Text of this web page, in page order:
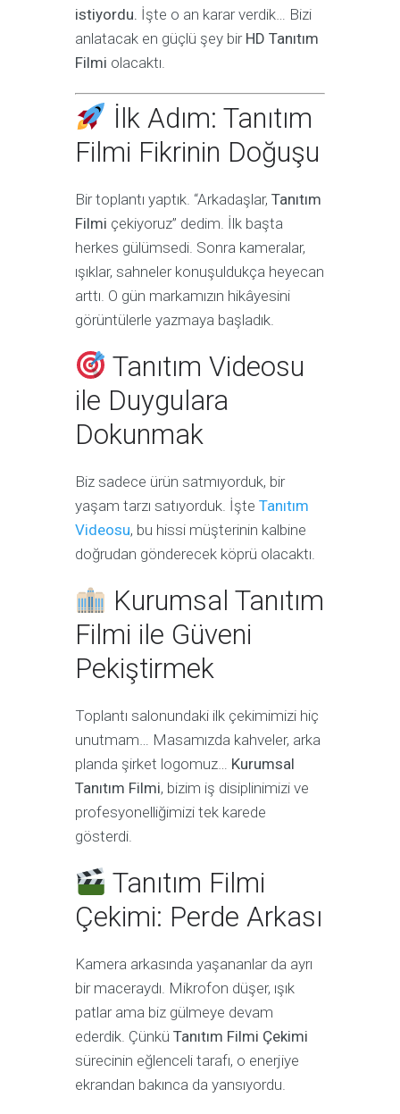
istiyordu. İşte o an karar verdik… Bizi
anlatacak en güçlü şey bir HD Tanıtım
Filmi olacaktı.
İlk Adım: Tanıtım
Filmi Fikrinin Doğuşu
Bir toplantı yaptık. “Arkadaşlar, Tanıtım
Filmi çekiyoruz” dedim. İlk başta
herkes gülümsedi. Sonra kameralar,
ışıklar, sahneler konuşuldukça heyecan
arttı. O gün markamızın hikâyesini
görüntülerle yazmaya başladık.
Tanıtım Videosu
ile Duygulara
Dokunmak
Biz sadece ürün satmıyorduk, bir
yaşam tarzı satıyorduk. İşte Tanıtım
Videosu, bu hissi müşterinin kalbine
doğrudan gönderecek köprü olacaktı.
Kurumsal Tanıtım
Filmi ile Güveni
Pekiştirmek
Toplantı salonundaki ilk çekimimizi hiç
unutmam… Masamızda kahveler, arka
planda şirket logomuz… Kurumsal
Tanıtım Filmi, bizim iş disiplinimizi ve
profesyonelliğimizi tek karede
gösterdi.
Tanıtım Filmi
Çekimi: Perde Arkası
Kamera arkasında yaşananlar da ayrı
bir maceraydı. Mikrofon düşer, ışık
patlar ama biz gülmeye devam
ederdik. Çünkü Tanıtım Filmi Çekimi
sürecinin eğlenceli tarafı, o enerjiye
ekrandan bakınca da yansıyordu.